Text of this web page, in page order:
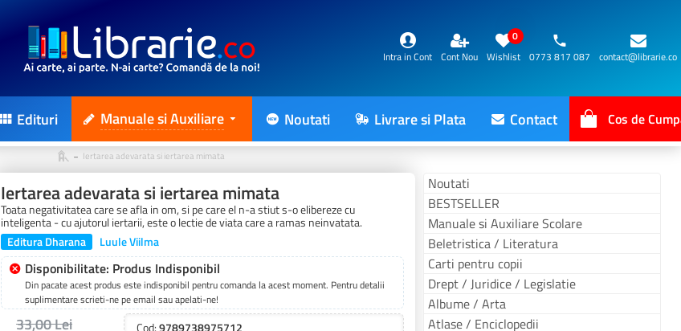
Intra in Cont Cont Nou Wishlist
0
0773 817 087
contact@librarie.co
Edituri Manuale si Auxiliare Noutati Livrare si Plata Contact Cos de
Iertarea adevarata si iertarea mimata
Iertarea adevarata si iertarea mimata
Toata negativitatea care se afla in om, si pe care el n-a stiut s-o elibereze cu
inteligenta - cu ajutorul iertarii, este o lectie de viata care a ramas neinvatata.
Editura Dharana
Luule Viilma
Disponibilitate: Produs Indisponibil
Din pacate acest produs este indisponibil pentru comanda la acest moment. Pentru detalii
suplimentare scrieti-ne pe email sau apelati-ne!
33,00 Lei Cod:9789738975712
Noutati
BESTSELLER
Manuale si Auxiliare Scolare
Beletristica / Literatura
Carti pentru copii
Drept / Juridice / Legislatie
Albume / Arta
Atlase / Enciclopedii